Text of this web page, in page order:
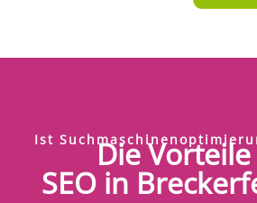
Ist Die
SEO in